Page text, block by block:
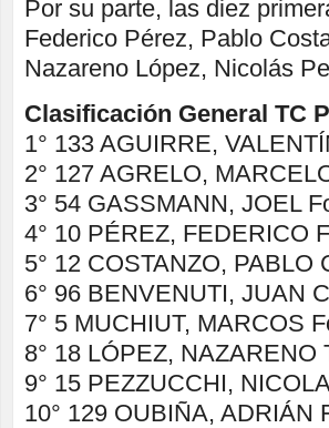
Por su parte, las diez
Federico Pérez, Pablo
Nazareno López, Nicolás
Clasificación General TC
1° 133 AGUIRRE,
2° 127 AGRELO,
3° 54 GASSMANN, JOEL
4° 10 PÉREZ, FEDERICO
5° 12 COSTANZO, PABLO
6° 96 BENVENUTI, JUAN
7° 5 MUCHIUT, MARCOS
8° 18 LÓPEZ, NAZARENO
9° 15 PEZZUCCHI,
10° 129 OUBIÑA, ADRIÁN